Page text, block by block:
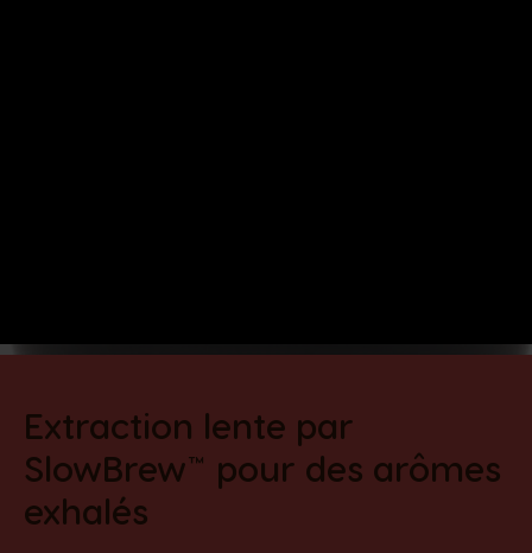
Extraction lente par
SlowBrew™ pour des arômes
exhalés​